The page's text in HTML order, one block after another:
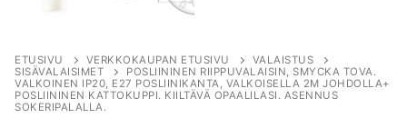
ETUSIVU VERKKOKAUPAN ETUSIVU
VALAISTUS
SISÄVALAISIMET
POSLIININEN RIIPPUVALAISIN, SMYCKA TOVA.
VALKOINEN IP20, E27 POSLIINIKANTA, VALKOISELLA 2M JOHDOLLA+
POSLIININEN KATTOKUPPI. KIILTÄVÄ OPAALILASI. ASENNUS
SOKERIPALALLA.